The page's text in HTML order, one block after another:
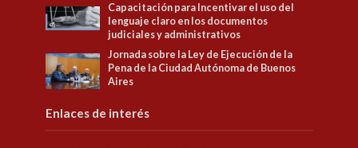
Capacitación para Incentivar el uso del
lenguaje claro en los documentos
judiciales y administrativos
Jornada sobre la Ley de Ejecución de la
Pena de la Ciudad Autónoma de Buenos
Aires
Enlaces de interés